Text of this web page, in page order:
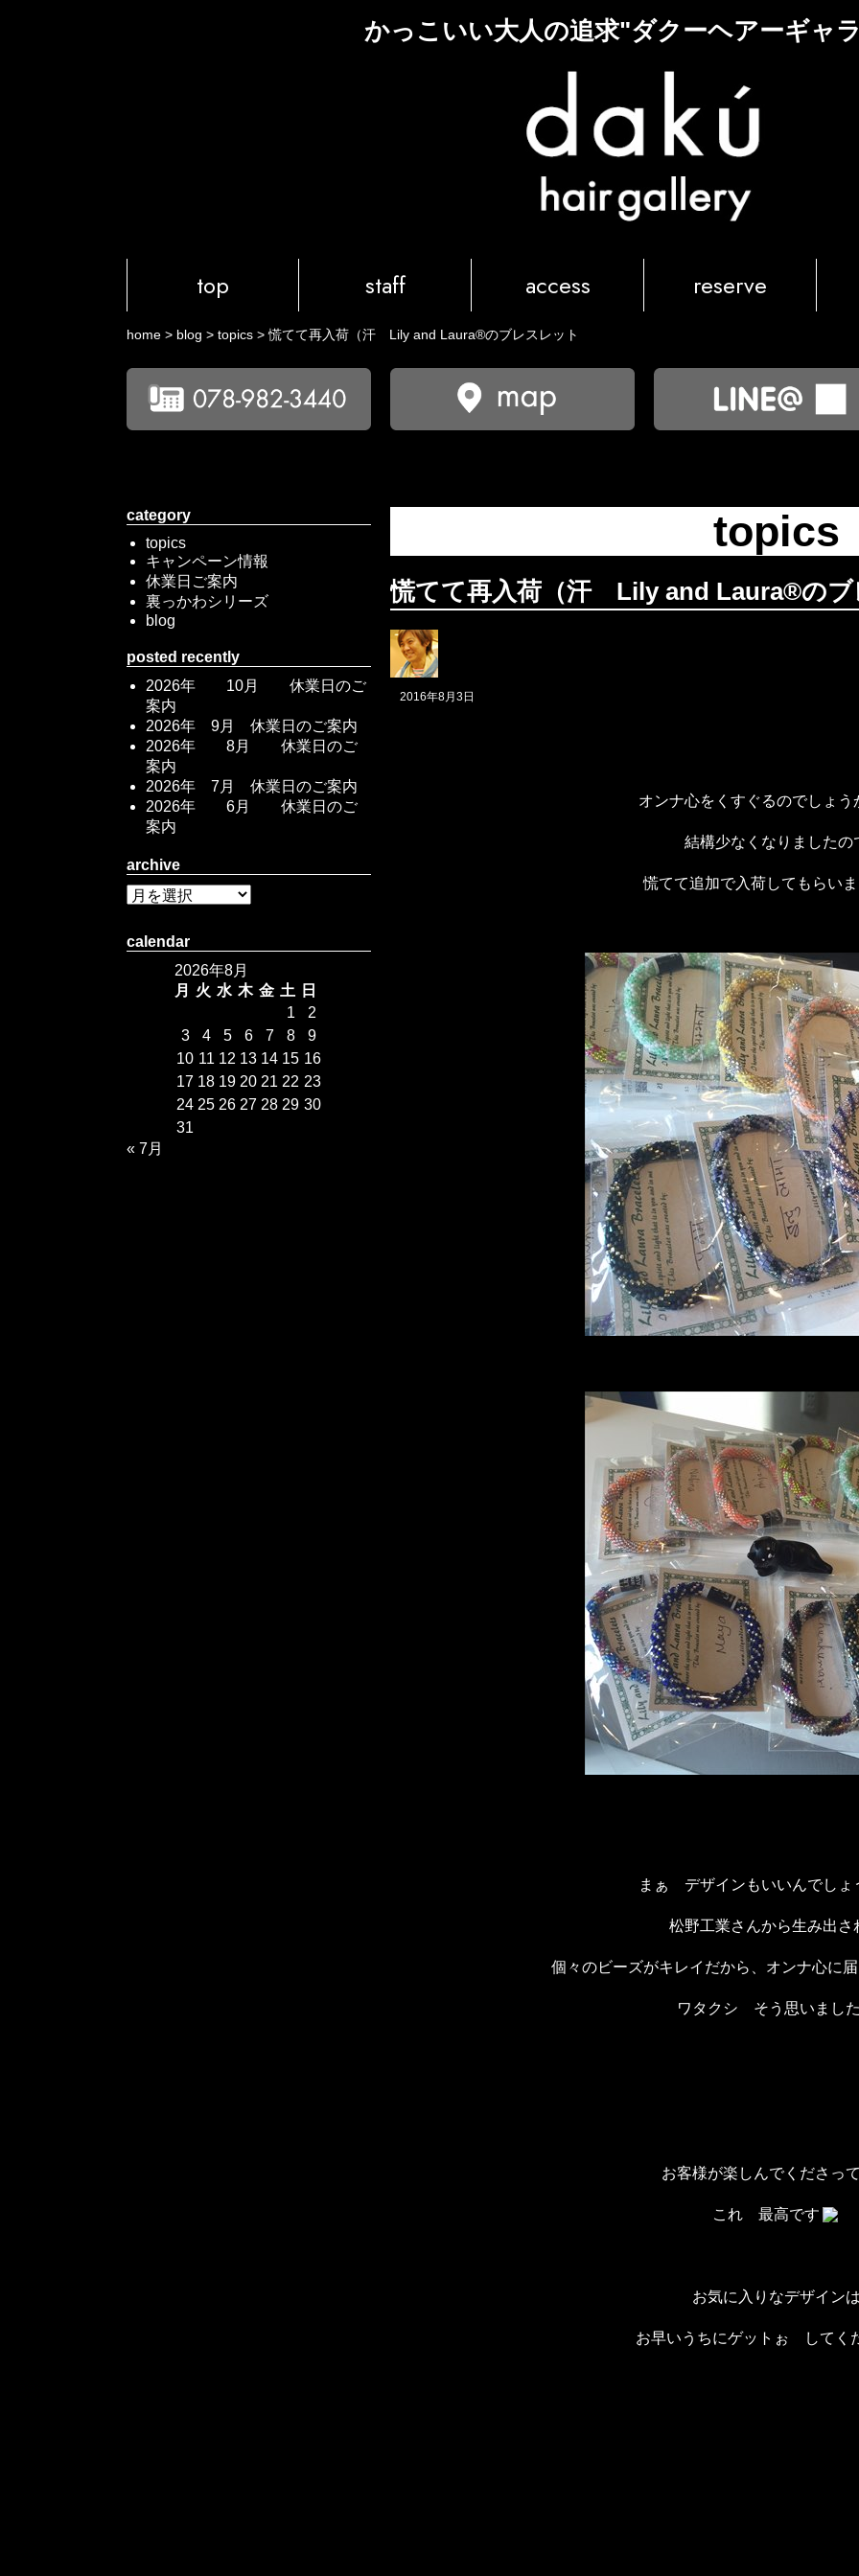
かっこいい大人の追求"ダクーヘアーギャ
top staff access reserve
home > blog > topics >慌てて再入荷（汗 Lily and Laura®のブレスレット
topics
慌てて再入荷（汗 Lily and Laura®のブ
2016年8月3日
オンナ心をくすぐるのでしょう
結構少なくなりましたの
慌てて追加で入荷してもらい
まぁ デザインもいいんでしょ
松野工業さんから生み出さ
個々のビーズがキレイだから、オンナ心に
ワタクシ そう思いまし
お客様が楽しんでくださっ
これ 最高です
お気に入りなデザイン
お早いうちにゲットぉ してく
category
topics
キャンペーン情報
休業日ご案内
裏っかわシリーズ
blog
posted recently
2026年 10月 休業日のご
案内
2026年 9月 休業日のご案内
2026年 8月 休業日のご
案内
2026年 7月 休業日のご案内
2026年 6月 休業日のご
案内
archive
calendar
2026年8月
月
火 水 木 金 土
日
1
2
3
4 5 6 7 8
9
10 11 12 13 14 15 16
17 18 19 20 21 22 23
24 25 26 27 28 29 30
31
« 7月